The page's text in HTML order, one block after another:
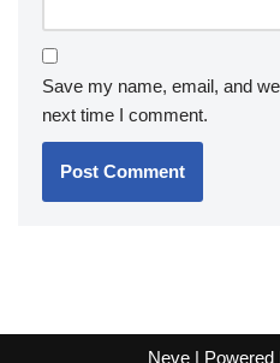
Save my name, email, and
next time I comment.
Neve| Powered